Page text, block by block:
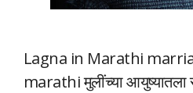
Lagna in Marathi
marathi मुलींच्या आयुष्यातला